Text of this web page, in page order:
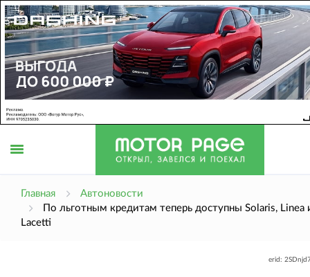
Главная
Автоновости
По льготным кредитам теперь доступны Solaris, Linea
Lacetti
erid: